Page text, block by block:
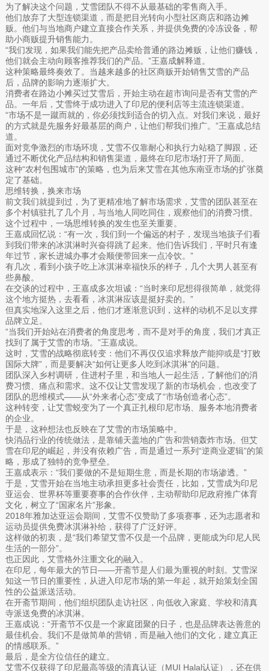
为了解决这个问题，艾雪团队不得不从最基础的零售商入手。
他们放弃了大型连锁渠道，而是把目光转向小型社区商店和路边摊
贩。他们与当地商户建立直接合作关系，并提供免费的冷冻设备，帮
助小商贩提升销售能力。
“我们发现，如果我们能先把产品卖给普通的路边摊贩，让他们赚钱，
他们就会主动向顾客推荐我们的产品。”王嘉成解释道。
这种策略最终奏效了。当越来越多的社区商贩开始销售艾雪的产品
后，品牌的影响力逐渐扩大。
消费者在路边小摊买过艾雪后，开始主动在超市询问是否有艾雪的产
品。一年后，艾雪终于成功进入了印尼的便利店等主流连锁渠道。
“市场不是一蹴而就的，你必须找到适合的切入点。对我们来说，最好
的方式就是先服务好最基层的商户，让他们帮我们推广。”王嘉成总结
道。
面对竞争激烈的市场环境，艾雪不仅靠耐心和执行力站稳了脚跟，还
通过不断优化产品结构和销售渠道，最终在印尼市场打开了局面。
这种“农村包围城市”的策略，也为后来艾雪在其他东南亚市场的扩张奠
定了基础。
思维转换，换来市场
前文我们就提到过，为了更精准地了解市场需求，艾雪的团队甚至在
多个村镇驻扎了几个月，与当地人同吃同住，观察他们的消费习惯。
这个过程中，一场思维转换的发生也至关重要。
王嘉成回忆说：“有一次，我们到一个偏远的村子，发现当地孩子们看
到我们带来的冰淇淋时兴奋得跳了起来。他们告诉我们，平时只有逢
年过节，家长进城办事才会顺便带回来一点冷饮。”
有几次，看到小孩子吃上冰淇淋幸福快乐的样子，几个大男人甚至有
些鼻酸。
在交谈的过程中，王嘉成多次坦诚：“当时来印尼想得很简单，就觉得
这个地方挺热，去看看，冰淇淋应该是挺好卖的。”
但真实地深入这里之后，他们才逐渐意识到，这样的动机不足以支撑
品牌立足。
“当我们开始站在消费者的角度思考，而不是对手的角度，我们才真正
找到了属于艾雪的市场。”王嘉成说。
这时，艾雪的战略彻底转变：他们不再仅仅追求释放产能抑或是“打败
国际大牌”，而是要解决“如何让更多人吃到冰淇淋”的问题。
团队深入乡村调研，住进村子里，和当地人一起生活，了解他们的消
费习惯、痛点和需求。这不仅让艾雪发现了新的市场机会，也改变了
团队的思维模式——从“外来者心态”变成了“市场创造者心态”。
这种转变，让艾雪蜕变为了一个真正扎根印尼市场、服务本地消费者
的企业。
于是，这种想法也反映在了艾雪的市场策略中。
快消品行业的传统做法，是靠铺天盖地的广告和营销轰炸市场。但艾
雪在印尼的崛起，并没有依赖广告，而是通过一系列“逆商业逻辑”的策
略，形成了独特的竞争壁垒。
王嘉成表示：“我们要做的不是短期生意，而是长期的市场渗透。”
于是，艾雪开始在当地主动承担更多社会责任，比如，艾雪成为印尼
亚运会、世界杯等重要赛事的合作伙伴，主动帮助印尼政府推广体育
文化，树立了“国家名片”形象。
2018年雅加达亚运会期间，艾雪不仅赞助了多项赛事，还为志愿者和
运动员提供免费冰淇淋补给，获得了广泛好评。
这样做的初衷，是“我们希望艾雪不仅是一个品牌，更能成为印尼人民
生活的一部分”。
也正因此，艾雪格外注重文化的融入。
在印尼，每年最大的节日——开斋节是人们最为重视的时刻。艾雪深
知这一节日的重要性，从进入印尼市场的第一年起，就开始策划全国
性的公益派送活动。
在开斋节期间，他们组织团队走访社区，向低收入家庭、学校和清真
寺派送免费的冰淇淋。
王嘉成说：“开斋节不仅是一个家庭团聚的日子，也是品牌表达善意的
最佳机会。我们不是做简单的营销，而是融入他们的文化，建立真正
的情感联系。”
最后，是全方位信任的建立。
艾雪不仅获得了印尼最高等级的清真认证（MUI Halal认证），还在供